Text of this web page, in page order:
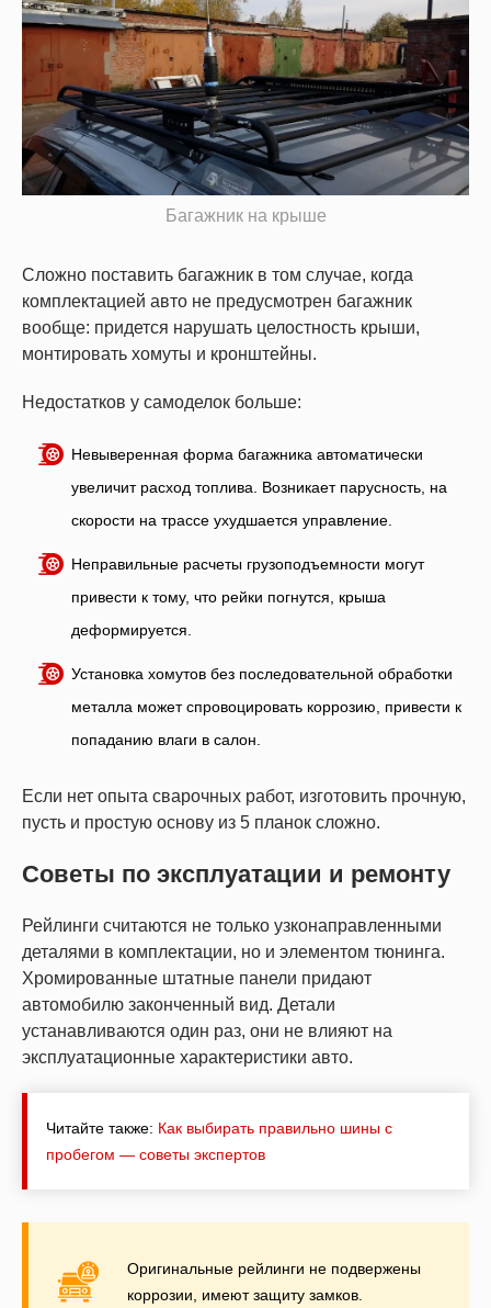
Багажник на крыше
Сложно поставить багажник в том случае, когда
комплектацией авто не предусмотрен багажник
вообще: придется нарушать целостность крыши,
монтировать хомуты и кронштейны.
Недостатков у самоделок больше:
Невыверенная форма багажника автоматически
увеличит расход топлива. Возникает парусность, на
скорости на трассе ухудшается управление.
Неправильные расчеты грузоподъемности могут
привести к тому, что рейки погнутся, крыша
деформируется.
Установка хомутов без последовательной обработки
металла может спровоцировать коррозию, привести к
попаданию влаги в салон.
Если нет опыта сварочных работ, изготовить прочную,
пусть и простую основу из 5 планок сложно.
Советы по эксплуатации и ремонту
Рейлинги считаются не только узконаправленными
деталями в комплектации, но и элементом тюнинга.
Хромированные штатные панели придают
автомобилю законченный вид. Детали
устанавливаются один раз, они не влияют на
эксплуатационные характеристики авто.
Читайте также: Как выбирать правильно шины с
пробегом — советы экспертов
Оригинальные рейлинги не подвержены
коррозии, имеют защиту замков.